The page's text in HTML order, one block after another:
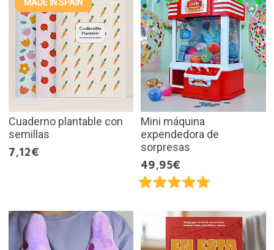
MADE IN SPAIN
Cuaderno plantable con
semillas
7,12€
Mini máquina
expendedora de
sorpresas
49,95€